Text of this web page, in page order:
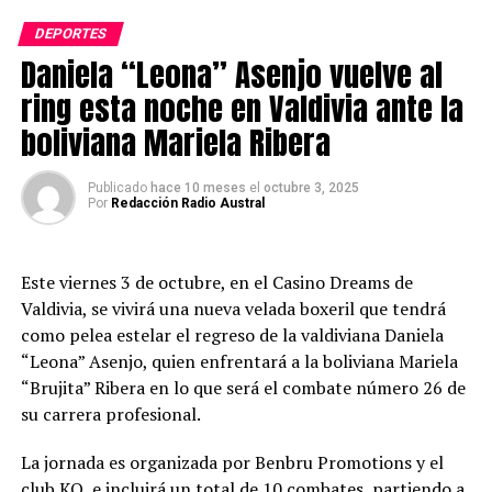
En la modalidad de kickboxing
Armando Riquelme
(Club KO) venció por decisión unánime aMatías(Team
Muñoz).
Tras el combate estelar, Daniela Asenjo valoró el evento
y el respaldo del público:
impulsar esta velada de boxeo.
Terminamos con un combate
profesional y una cartelera preliminar
de gran nivel, con exponentes de todo
el país. Feliz de que Valdivia y Dreams
sean sede de este hermoso deporte.
Espero que este sea solo uno de
muchos eventos más que vendrán en el
futuro”, señaló.
nacional superwelter, sino que también se consolida
como uno de los nombres más destacados del boxeo
chileno actual.
Post Views: 254
DEPORTES
Daniela “Leona” Asenjo vuelve al
ring esta noche en Valdivia ante la
boliviana Mariela Ribera
Publicado hace 10 meses el octubre 3, 2025
Por Redacción Radio Austral
Este viernes 3 de octubre, en el Casino Dreams de
Valdivia, se vivirá una nueva velada boxeril que tendrá
como pelea estelar el regreso de la valdiviana Daniela
“Leona” Asenjo, quien enfrentará a la boliviana Mariela
“Brujita” Ribera en lo que será el combate número 26 de
su carrera profesional.
La jornada es organizada por Benbru Promotions y el